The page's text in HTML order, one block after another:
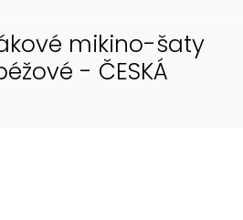
mikino-šaty
- ČESKÁ